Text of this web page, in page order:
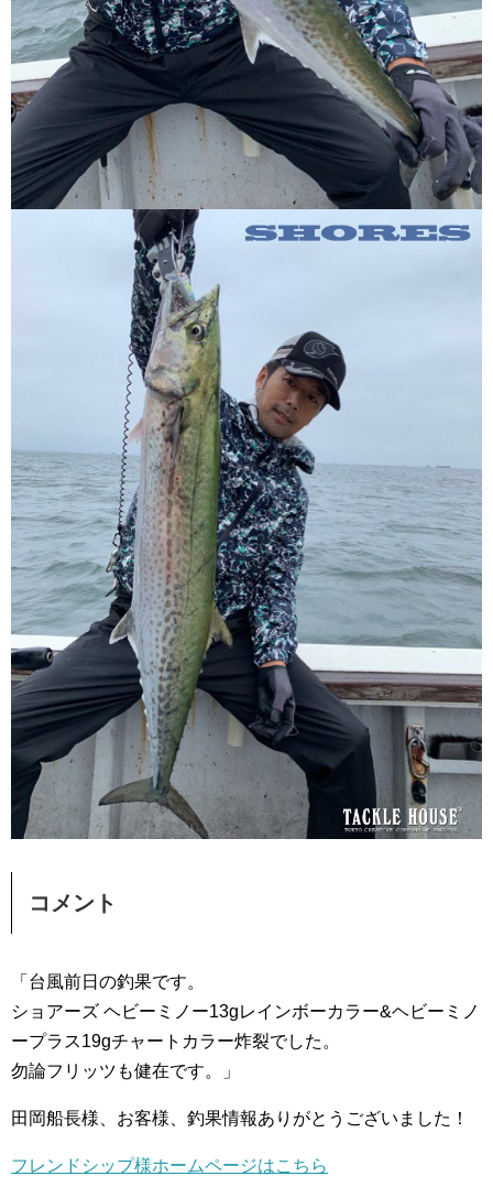
コメント
「台風前日の釣果です。
ショアーズ ヘビーミノー13gレインボーカラー&ヘビーミノ
ープラス19gチャートカラー炸裂でした。
勿論フリッツも健在です。」
田岡船長様、お客様、釣果情報ありがとうございました！
フレンドシップ様ホームページはこちら